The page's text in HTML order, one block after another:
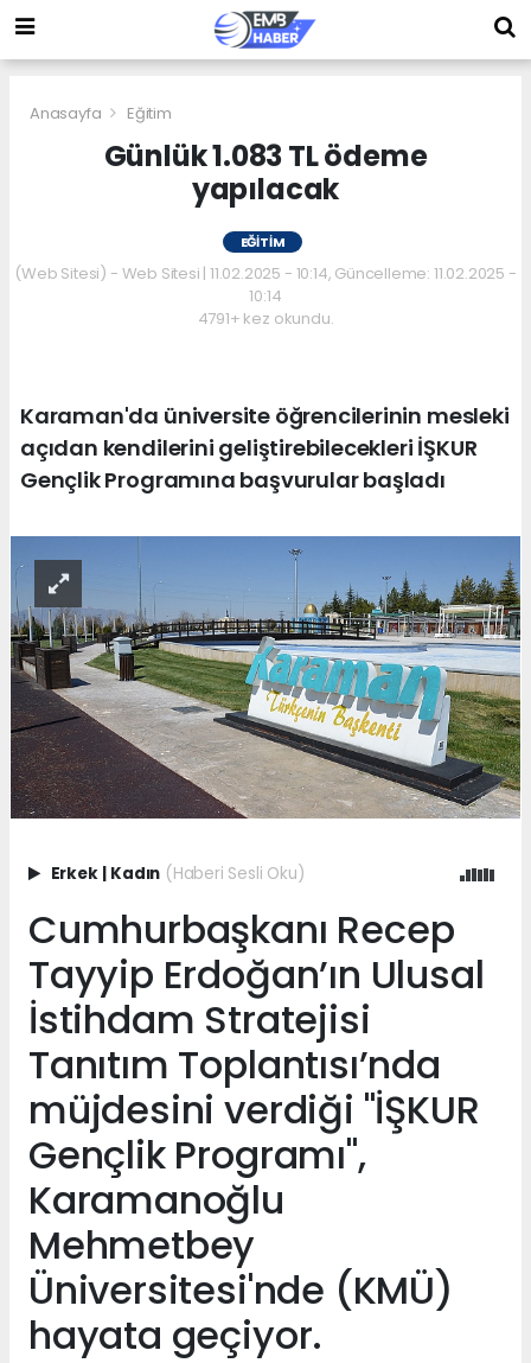
Anasayfa Eğitim
Günlük 1.083 TL ödeme
yapılacak
EĞITIM
(Web Sitesi) - Web Sitesi | 11.02.2025 - 10:14, Güncelleme: 11.02.2025 -
10:14
4791+ kez okundu.
Karaman'da üniversite öğrencilerinin mesleki
açıdan kendilerini geliştirebilecekleri İŞKUR
Gençlik Programına başvurular başladı
Erkek | Kadın (Haberi Sesli Oku)
Cumhurbaşkanı Recep
Tayyip Erdoğan’ın Ulusal
İstihdam Stratejisi
Tanıtım Toplantısı’nda
müjdesini verdiği "İŞKUR
Gençlik Programı",
Karamanoğlu
Mehmetbey
Üniversitesi'nde (KMÜ)
hayata geçiyor.